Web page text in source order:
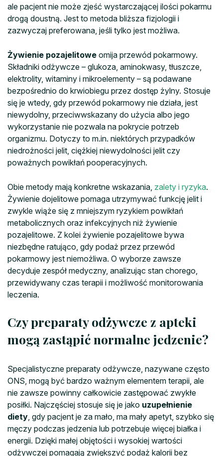
ale pacjent nie może zjeść wystarczającej ilości pokarmu
drogą doustną. Jest to metoda bliższa fizjologii i
zazwyczaj preferowana, jeśli tylko jest możliwa.
Żywienie pozajelitowe omija przewód pokarmowy.
Składniki odżywcze – glukoza, aminokwasy, tłuszcze,
elektrolity, witaminy i mikroelementy – są podawane
bezpośrednio do krwiobiegu przez dostęp żylny. Stosuje
się je wtedy, gdy przewód pokarmowy nie działa, jest
niewydolny, przeciwwskazany do użycia albo jego
wykorzystanie nie pozwala na pokrycie potrzeb
organizmu. Dotyczy to m.in. niektórych przypadków
niedrożności jelit, ciężkiej niewydolności jelit czy
poważnych powikłań pooperacyjnych.
Obie metody mają konkretne wskazania, zalety i ryzyka.
Żywienie dojelitowe pomaga utrzymywać funkcję jelit i
zwykle wiąże się z mniejszym ryzykiem powikłań
metabolicznych oraz infekcyjnych niż żywienie
pozajelitowe. Z kolei żywienie pozajelitowe bywa
niezbędne ratująco, gdy podaż przez przewód
pokarmowy jest niemożliwa. O wyborze zawsze
decyduje zespół medyczny, analizując stan chorego,
przewidywany czas terapii i możliwość monitorowania
leczenia.
Czy preparaty odżywcze z apteki
mogą zastąpić normalne jedzenie?
Specjalistyczne preparaty odżywcze, nazywane często
ONS, mogą być bardzo ważnym elementem terapii, ale
nie zawsze powinny całkowicie zastępować zwykłe
posiłki. Najczęściej stosuje się je jako uzupełnienie
diety , gdy pacjent je za mało, ma mały apetyt, szybko się
męczy podczas jedzenia lub potrzebuje więcej białka i
energii. Dzięki małej objętości i wysokiej wartości
odżywczej pomagają zwiększyć podaż kalorii bez